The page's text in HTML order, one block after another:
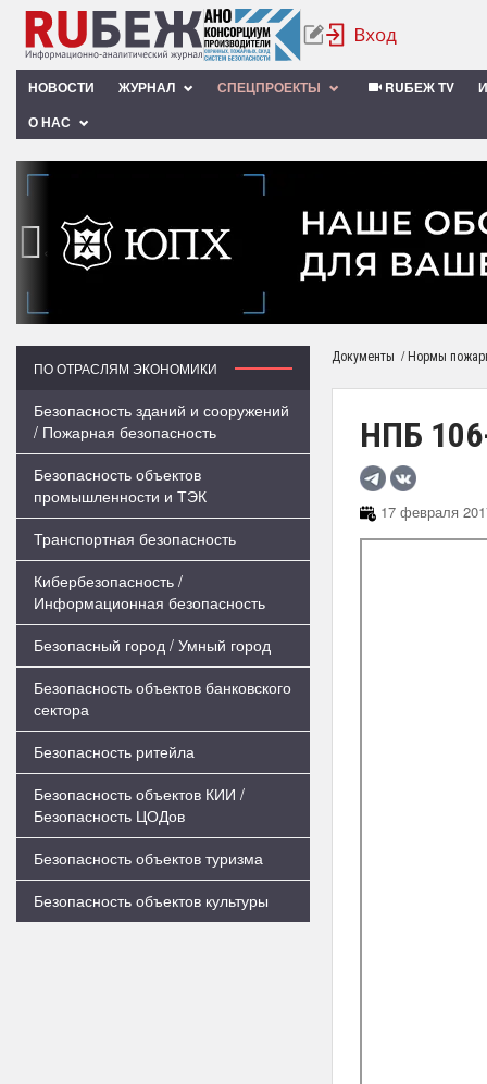
НОВОСТИ ЖУРНАЛ СПЕЦПРОЕКТЫ RUБЕЖ TV
О НАС
‹
ПО ОТРАСЛЯМ ЭКОНОМИКИ
Безопасность зданий и сооружений
/ Пожарная безопасность
Безопасность объектов
промышленности и ТЭК
Транспортная безопасность
Кибербезопасность /
Информационная безопасность
Безопасный город / Умный город
Безопасность объектов банковского
сектора
Безопасность ритейла
Безопасность объектов КИИ /
Безопасность ЦОДов
Безопасность объектов туризма
Безопасность объектов культуры
Документы / Нормы
НПБ
17 февраля